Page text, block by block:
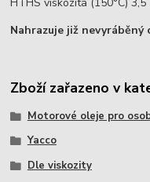
Nahrazuje již nevyráběný
Zboží zařazeno v
Motorové oleje pro
Yacco
Dle viskozity